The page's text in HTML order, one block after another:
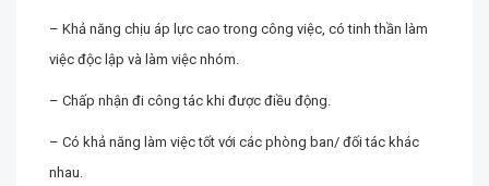
– Khả năng chịu áp lực cao trong công việc, có tinh thần làm
việc độc lập và làm việc nhóm.
– Chấp nhận đi công tác khi được điều động.
– Có khả năng làm việc tốt với các phòng ban/ đối tác khác
nhau.